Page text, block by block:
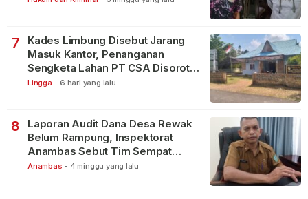
7
Kades Limbung Disebut Jarang
Masuk Kantor, Penanganan
Sengketa Lahan PT CSA Disorot
Warga
Lingga - 6 hari yang lalu
8
Laporan Audit Dana Desa Rewak
Belum Rampung, Inspektorat
Anambas Sebut Tim Sempat
Terbagi Tangani Kasus Lain
Anambas - 4 minggu yang lalu